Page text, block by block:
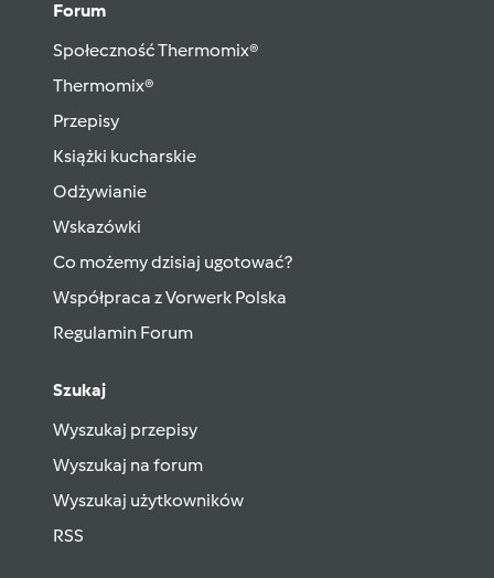
Forum
Społeczność Thermomix®
Thermomix®
Przepisy
Książki kucharskie
Odżywianie
Wskazówki
Co możemy dzisiaj ugotować?
Współpraca z Vorwerk Polska
Regulamin Forum
Szukaj
Wyszukaj przepisy
Wyszukaj na forum
Wyszukaj użytkowników
RSS